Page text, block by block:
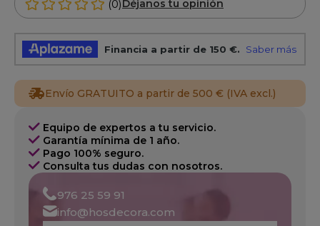
(0)Déjanos tu opinión
Envío GRATUITO a partir de 500 € (IVA excl.)
Equipo de expertos a tu servicio.
Garantía mínima de 1 año.
Pago 100% seguro.
Consulta tus dudas con nosotros.
976 25 59 91
info@hosdecora.com